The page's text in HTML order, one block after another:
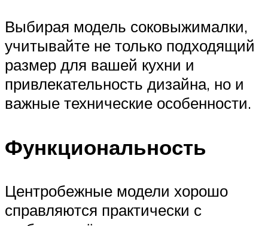
Выбирая модель соковыжималки,
учитывайте не только подходящий
размер для вашей кухни и
привлекательность дизайна, но и
важные технические особенности.
Функциональность
Центробежные модели хорошо
справляются практически с